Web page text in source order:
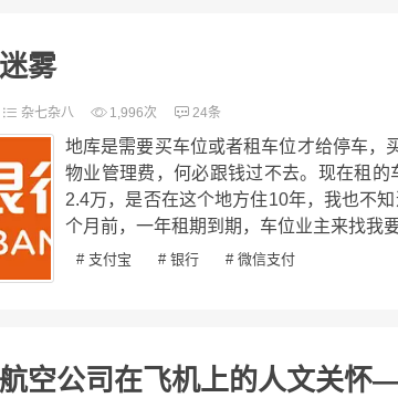
雾
杂七杂八 1,996次 24条
地库是需要买车位或者租车位才给停车，
物业管理费，何必跟钱过不去。现在租
2.4万，是否在这个地方住10年，我也不
个月前，一年租期到期，车位业主来找我
# 支付宝 # 银行 # 微信支付
空公司在飞机上的人文关